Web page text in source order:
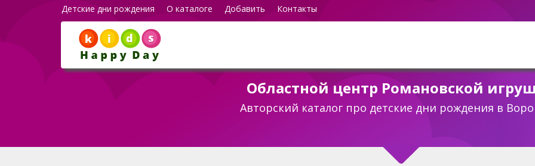
Детские дни рождения О каталоге Добавить Контакты
Областной центр Романовской
Авторский каталог про детские дни рождения в